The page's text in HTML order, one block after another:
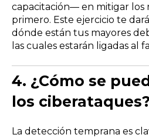
capacitación— en mitigar los
primero. Este ejercicio te
dónde están tus mayores
las cuales estarán ligadas al
4. ¿Cómo se
los ciberataques?
La detección temprana es